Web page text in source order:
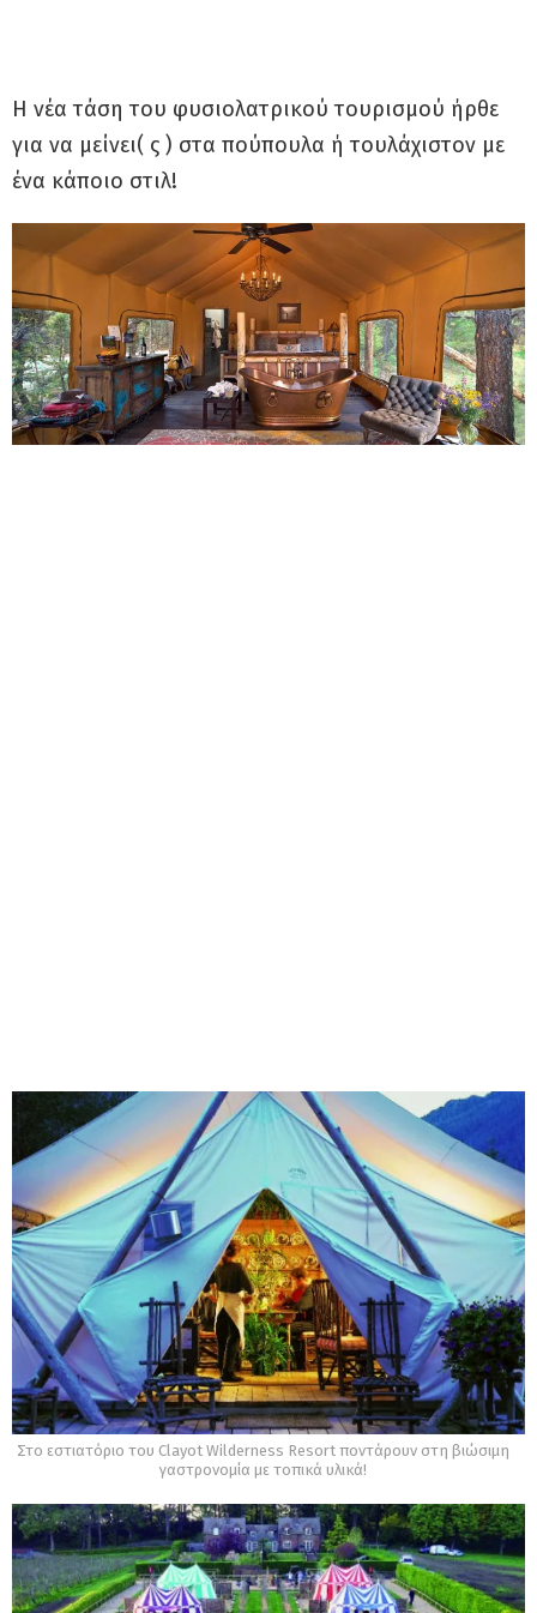
Η νέα τάση του φυσιολατρικού τουρισμού ήρθε
για να μείνει( ς ) στα πούπουλα ή τουλάχιστον με
ένα κάποιο στιλ!
Στο εστιατόριο του Clayot Wilderness Resort ποντάρουν στη βιώσιμη
γαστρονομία με τοπικά υλικά!